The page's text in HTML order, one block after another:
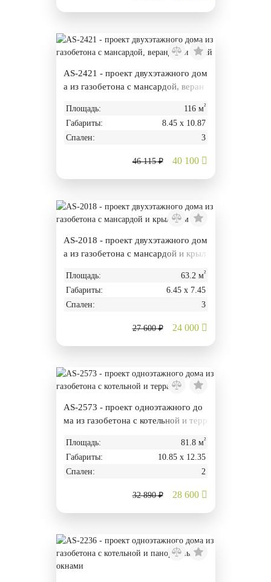
AS-2421 - проект двухэтажного дом
а из газобетона с мансардой, веран
Площадь: 116 м²
Габариты:
8.45 х 10.87
Спален:
3
46 115 ₽ 40 100
AS-2018 - проект двухэтажного дом
а из газобетона с мансардой и крыл
Площадь: 63.2 м²
Габариты:
6.45 х 7.45
Спален:
3
27 600 ₽ 24 000
AS-2573 - проект одноэтажного до
ма из газобетона с котельной и терр
Площадь: 81.8 м²
Габариты:
10.85 х 12.35
Спален:
2
32 890 ₽ 28 600